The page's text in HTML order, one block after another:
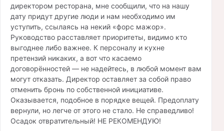
директором ресторана, мне сообщили, что на нашу
дату придут другие люди и нам необходимо им
уступить, ссылаясь на некий «форс мажор».
Руководство расставляет приоритеты, видимо кто
выгоднее либо важнее. К персоналу и кухне
претензий никаких, а вот что касаемо
договорённостей — не надейтесь, в любой момент вам
могут отказать. Директор оставляет за собой право
отменить бронь по собственной инициативе.
Оказывается, подобное в порядке вещей. Предоплату
вернули, но легче от этого не стало. Не справедливо!
Осадок отвратительный! НЕ РЕКОМЕНДУЮ!